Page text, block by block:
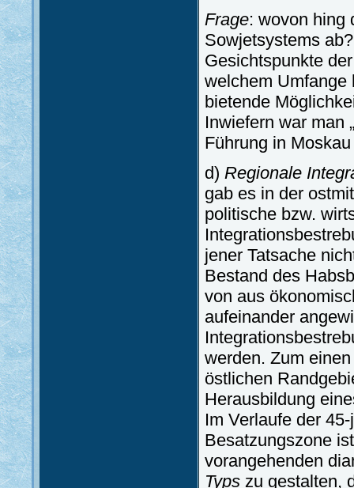
Frage: wovon hing
Sowjetsystems
Gesichtspunkte
welchem Umfange
bietende
Inwiefern war man
Führung in
d) Regionale
gab es in der
politische bzw.
jener Tatsache
Bestand des
von aus
aufeinander
werden. Zum
östlichen
Herausbildung
Im Verlaufe der
Besatzungszone
vorangehenden
Typs zu gestalten,